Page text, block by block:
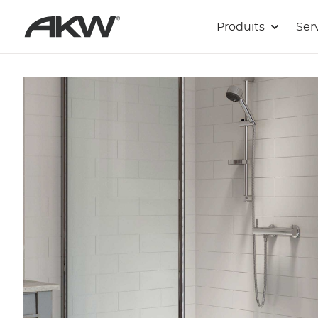
Produits